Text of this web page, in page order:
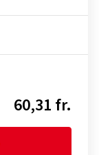
60,31 fr.